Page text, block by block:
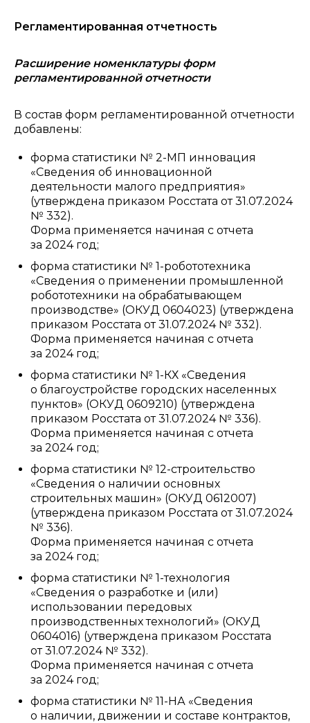
Регламентированная отчетность
Расширение номенклатуры форм
регламентированной отчетности
В состав форм регламентированной отчетности
добавлены:
форма статистики № 2-МП инновация
«Сведения об инновационной
деятельности малого предприятия»
(утверждена приказом Росстата от 31.07.2024
№ 332).
Форма применяется начиная с отчета
за 2024 год;
форма статистики № 1-робототехника
«Сведения о применении промышленной
робототехники на обрабатывающем
производстве» (ОКУД 0604023) (утверждена
приказом Росстата от 31.07.2024 № 332).
Форма применяется начиная с отчета
за 2024 год;
форма статистики № 1-КХ «Сведения
о благоустройстве городских населенных
пунктов» (ОКУД 0609210) (утверждена
приказом Росстата от 31.07.2024 № 336).
Форма применяется начиная с отчета
за 2024 год;
форма статистики № 12-строительство
«Сведения о наличии основных
строительных машин» (ОКУД 0612007)
(утверждена приказом Росстата от 31.07.2024
№ 336).
Форма применяется начиная с отчета
за 2024 год;
форма статистики № 1-технология
«Сведения о разработке и (или)
использовании передовых
производственных технологий» (ОКУД
0604016) (утверждена приказом Росстата
от 31.07.2024 № 332).
Форма применяется начиная с отчета
за 2024 год;
форма статистики № 11-НА «Сведения
о наличии, движении и составе контрактов,